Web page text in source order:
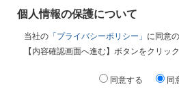
個人情報の保護について
当社の 「プライバシーポリシー」 に同意
【内容確認画面へ進む】ボタンをクリッ
同意する 同